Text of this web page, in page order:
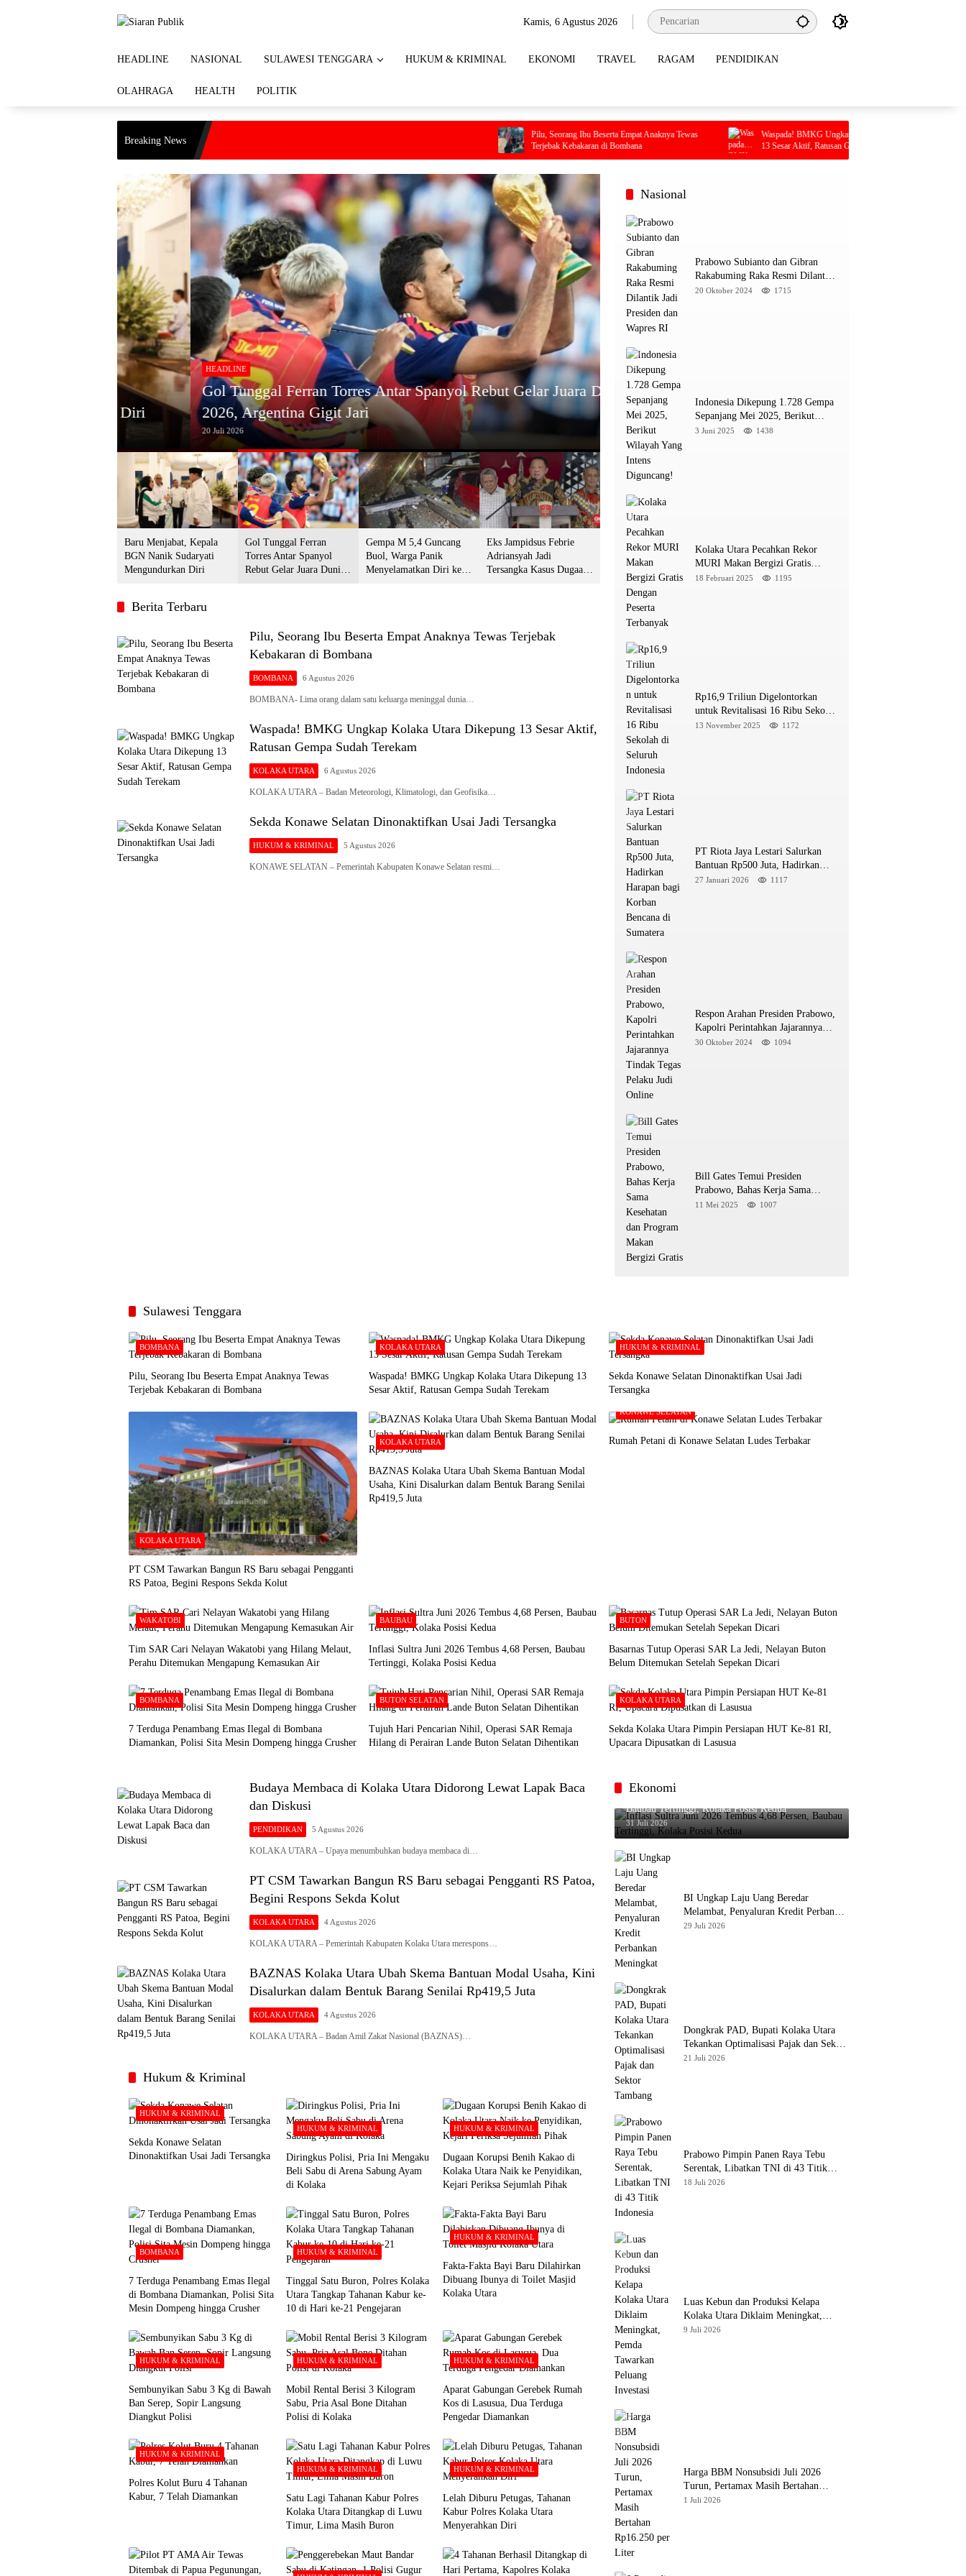
Kamis, 6 Agustus 2026
HEADLINE NASIONAL SULAWESI TENGGARA HUKUM & KRIMINAL EKONOMI TRAVEL RAGAM PENDIDIKAN
OLAHRAGA HEALTH POLITIK
Breaking News
Pilu, Seorang Ibu Beserta Empat Anaknya Tewas
Terjebak Kebakaran di Bombana
Waspada! BMKG Ungkap Kolaka Utara Dikepung
13 Sesar Aktif, Ratusan Gempa Sudah Terekam
HEADLINE
Gol Tunggal Ferran Torres Antar Spanyol Rebut Gelar Juara Dunia
2026, Argentina Gigit Jari
HEADLINE
Gempa M 5,4 Guncang Buol, Warga Panik
Gunung
13 Juli 2026
Baru Menjabat, Kepala
BGN Nanik Sudaryati
Mengundurkan Diri
Gol Tunggal Ferran
Torres Antar Spanyol
Rebut Gelar Juara Dunia
2026, Argentina Gigit Jari
Gempa M 5,4 Guncang
Buol, Warga Panik
Menyelamatkan Diri ke
Eks Jampidsus Febrie
Adriansyah Jadi
Tersangka Kasus Dugaan
Berita Terbaru
Pilu, Seorang Ibu Beserta Empat Anaknya Tewas Terjebak
Kebakaran di Bombana
BOMBANA 6 Agustus 2026
BOMBANA- Lima orang dalam satu keluarga meninggal dunia…
Waspada! BMKG Ungkap Kolaka Utara Dikepung 13 Sesar Aktif,
Ratusan Gempa Sudah Terekam
KOLAKA UTARA 6 Agustus 2026
KOLAKA UTARA – Badan Meteorologi, Klimatologi, dan Geofisika…
Sekda Konawe Selatan Dinonaktifkan Usai Jadi Tersangka
HUKUM & KRIMINAL 5 Agustus 2026
KONAWE SELATAN – Pemerintah Kabupaten Konawe Selatan resmi…
Nasional
Prabowo Subianto dan Gibran
Rakabuming Raka Resmi Dilantik
Jadi Presiden dan Wapres RI
20 Oktober 2024 1715
Indonesia Dikepung 1.728 Gempa
Sepanjang Mei 2025, Berikut
Wilayah Yang Intens Diguncang!
3 Juni 2025 1438
Kolaka Utara Pecahkan Rekor
MURI Makan Bergizi Gratis
Dengan Peserta Terbanyak
18 Februari 2025 1195
Rp16,9 Triliun Digelontorkan
untuk Revitalisasi 16 Ribu Sekolah
di Seluruh Indonesia
13 November 2025 1172
PT Riota Jaya Lestari Salurkan
Bantuan Rp500 Juta, Hadirkan
Harapan bagi Korban Bencana di
27 Januari 2026 1117
Respon Arahan Presiden Prabowo,
Kapolri Perintahkan Jajarannya
Tindak Tegas Pelaku Judi Online
30 Oktober 2024 1094
Bill Gates Temui Presiden
Prabowo, Bahas Kerja Sama
Kesehatan dan Program Makan
11 Mei 2025 1007
Sulawesi Tenggara
BOMBANA
Pilu, Seorang Ibu Beserta Empat Anaknya Tewas
Terjebak Kebakaran di Bombana
KOLAKA UTARA
Waspada! BMKG Ungkap Kolaka Utara Dikepung 13
Sesar Aktif, Ratusan Gempa Sudah Terekam
HUKUM & KRIMINAL
Sekda Konawe Selatan Dinonaktifkan Usai Jadi
Tersangka
KOLAKA UTARA
PT CSM Tawarkan Bangun RS Baru sebagai Pengganti
RS Patoa, Begini Respons Sekda Kolut
KOLAKA UTARA
BAZNAS Kolaka Utara Ubah Skema Bantuan Modal
Usaha, Kini Disalurkan dalam Bentuk Barang Senilai
Rp419,5 Juta
KONAWE SELATAN
Rumah Petani di Konawe Selatan Ludes Terbakar
WAKATOBI
Tim SAR Cari Nelayan Wakatobi yang Hilang Melaut,
Perahu Ditemukan Mengapung Kemasukan Air
BAUBAU
Inflasi Sultra Juni 2026 Tembus 4,68 Persen, Baubau
Tertinggi, Kolaka Posisi Kedua
BUTON
Basarnas Tutup Operasi SAR La Jedi, Nelayan Buton
Belum Ditemukan Setelah Sepekan Dicari
BOMBANA
7 Terduga Penambang Emas Ilegal di Bombana
Diamankan, Polisi Sita Mesin Dompeng hingga Crusher
BUTON SELATAN
Tujuh Hari Pencarian Nihil, Operasi SAR Remaja
Hilang di Perairan Lande Buton Selatan Dihentikan
KOLAKA UTARA
Sekda Kolaka Utara Pimpin Persiapan HUT Ke-81 RI,
Upacara Dipusatkan di Lasusua
Budaya Membaca di Kolaka Utara Didorong Lewat Lapak Baca
dan Diskusi
PENDIDIKAN 5 Agustus 2026
KOLAKA UTARA – Upaya menumbuhkan budaya membaca di…
PT CSM Tawarkan Bangun RS Baru sebagai Pengganti RS Patoa,
Begini Respons Sekda Kolut
KOLAKA UTARA 4 Agustus 2026
KOLAKA UTARA – Pemerintah Kabupaten Kolaka Utara merespons…
BAZNAS Kolaka Utara Ubah Skema Bantuan Modal Usaha, Kini
Disalurkan dalam Bentuk Barang Senilai Rp419,5 Juta
KOLAKA UTARA 4 Agustus 2026
KOLAKA UTARA – Badan Amil Zakat Nasional (BAZNAS)…
Hukum & Kriminal
HUKUM & KRIMINAL
Sekda Konawe Selatan
Dinonaktifkan Usai Jadi Tersangka
HUKUM & KRIMINAL
Diringkus Polisi, Pria Ini Mengaku
Beli Sabu di Arena Sabung Ayam
di Kolaka
HUKUM & KRIMINAL
Dugaan Korupsi Benih Kakao di
Kolaka Utara Naik ke Penyidikan,
Kejari Periksa Sejumlah Pihak
BOMBANA
7 Terduga Penambang Emas Ilegal
di Bombana Diamankan, Polisi Sita
Mesin Dompeng hingga Crusher
HUKUM & KRIMINAL
Tinggal Satu Buron, Polres Kolaka
Utara Tangkap Tahanan Kabur ke-
10 di Hari ke-21 Pengejaran
HUKUM & KRIMINAL
Fakta-Fakta Bayi Baru Dilahirkan
Dibuang Ibunya di Toilet Masjid
Kolaka Utara
HUKUM & KRIMINAL
Sembunyikan Sabu 3 Kg di Bawah
Ban Serep, Sopir Langsung
Diangkut Polisi
HUKUM & KRIMINAL
Mobil Rental Berisi 3 Kilogram
Sabu, Pria Asal Bone Ditahan
Polisi di Kolaka
HUKUM & KRIMINAL
Aparat Gabungan Gerebek Rumah
Kos di Lasusua, Dua Terduga
Pengedar Diamankan
HUKUM & KRIMINAL
Polres Kolut Buru 4 Tahanan
Kabur, 7 Telah Diamankan
HUKUM & KRIMINAL
Satu Lagi Tahanan Kabur Polres
Kolaka Utara Ditangkap di Luwu
Timur, Lima Masih Buron
HUKUM & KRIMINAL
Lelah Diburu Petugas, Tahanan
Kabur Polres Kolaka Utara
Menyerahkan Diri
Ekonomi
Inflasi Sultra Juni 2026 Tembus 4,68 Persen,
Baubau Tertinggi, Kolaka Posisi Kedua
31 Juli 2026
BI Ungkap Laju Uang Beredar
Melambat, Penyaluran Kredit Perbankan
Meningkat
29 Juli 2026
Dongkrak PAD, Bupati Kolaka Utara
Tekankan Optimalisasi Pajak dan Sektor
Tambang
21 Juli 2026
Prabowo Pimpin Panen Raya Tebu
Serentak, Libatkan TNI di 43 Titik
Indonesia
18 Juli 2026
Luas Kebun dan Produksi Kelapa
Kolaka Utara Diklaim Meningkat,
Pemda Tawarkan Peluang Investasi
9 Juli 2026
Harga BBM Nonsubsidi Juli 2026
Turun, Pertamax Masih Bertahan
Rp16.250 per Liter
1 Juli 2026